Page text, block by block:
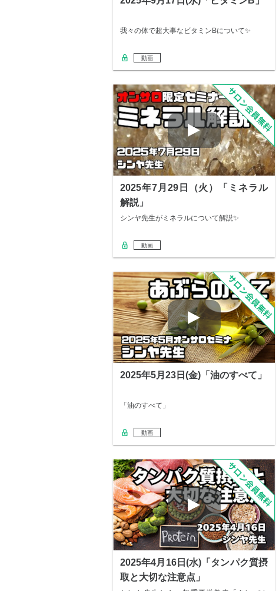
我々の体で超大事なビタミンBについて✨
動画
2025年7月29日（火）「ミネラル
解説」
シンヤ先生がミネラルについて解説✨
動画
2025年5月23日(金)「油のすべて」
「油のすべて」
動画
2025年4月16日(水)「タンパク質摂
取と大切な注意点」